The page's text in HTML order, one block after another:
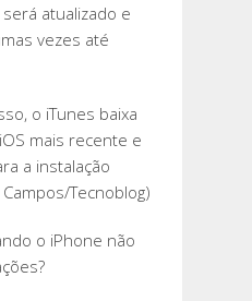
atualizado e
vezes até
o iTunes baixa
mais recente e
a instalação
Tecnoblog)
o iPhone não